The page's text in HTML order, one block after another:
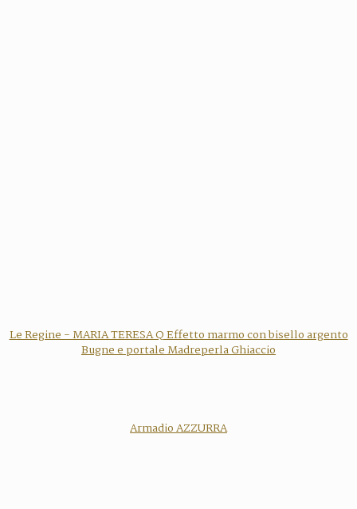
Le Regine - MARIA TERESA Q Effetto marmo con bisello argento
Bugne e portale Madreperla Ghiaccio
Armadio AZZURRA